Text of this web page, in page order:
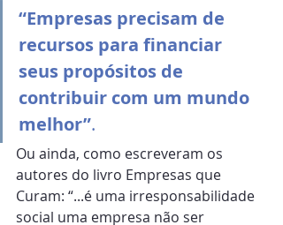
“Empresas precisam de
recursos para financiar
seus propósitos de
contribuir com um mundo
melhor”.
Ou ainda, como escreveram os
autores do livro Empresas que
Curam: “...é uma irresponsabilidade
social uma empresa não ser